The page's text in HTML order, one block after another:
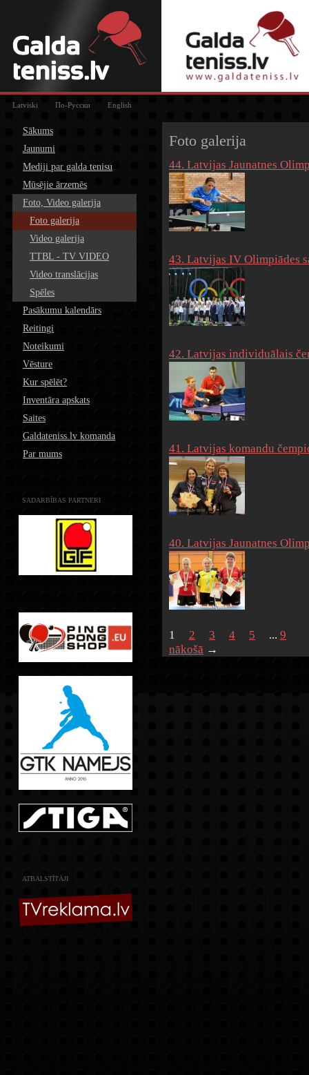
Latviski По-Русски English
Sākums
Jaunumi
Mediji par galda tenisu
Mūsējie ārzemēs
Foto, Video galerija
Foto galerija
Video galerija
TTBL - TV VIDEO
Video translācijas
Spēles
Pasākumu kalendārs
Reitingi
Noteikumi
Vēsture
Kur spēlēt?
Inventāra apskats
Saites
Galdateniss.lv komanda
Par mums
SADARBĪBAS PARTNERI
ATBALSTĪTĀJI
Foto galerija
44. Latvijas Jaunatnes
43. Latvijas IV Olimpiādes
42. Latvijas individuālais
41. Latvijas komandu
40. Latvijas Jaunatnes
1 2 3 4 5 ... 9
nākošā →